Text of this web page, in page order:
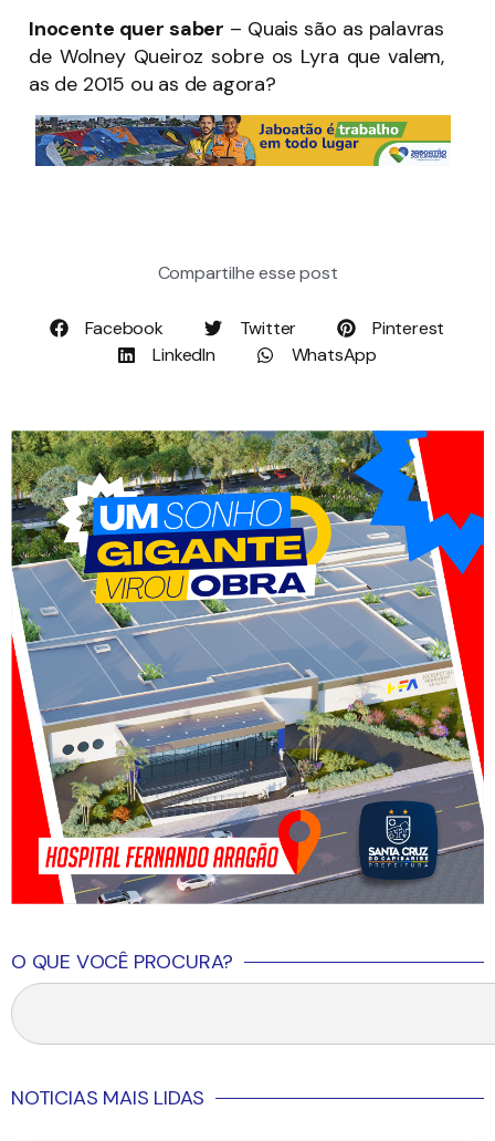
Inocente quer saber – Quais são as palavras
de Wolney Queiroz sobre os Lyra que valem,
as de 2015 ou as de agora?
Compartilhe esse post
Facebook Twitter
Pinterest
LinkedIn
WhatsApp
O QUE VOCÊ PROCURA?
NOTICIAS MAIS LIDAS